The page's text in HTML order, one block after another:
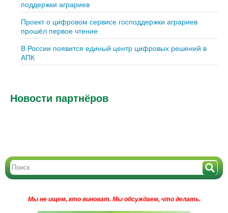
поддержки аграриев
Проект о цифровом сервисе господдержки аграриев
прошёл первое чтение
В России появится единый центр цифровых решений в
АПК
Новости партнёров
Мы не ищем, кто виноват. Мы обсуждаем, что делать.